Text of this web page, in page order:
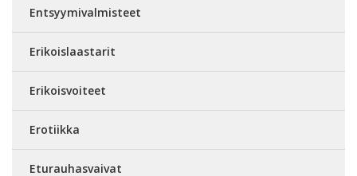
Entsyymivalmisteet
Erikoislaastarit
Erikoisvoiteet
Erotiikka
Eturauhasvaivat